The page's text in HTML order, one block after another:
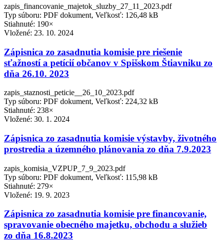
zapis_financovanie_majetok_sluzby_27_11_2023.pdf
Typ súboru: PDF dokument, Veľkosť: 126,48 kB
Stiahnuté: 190×
Vložené: 23. 10. 2024
Zápisnica zo zasadnutia komisie pre riešenie
sťažností a petícií občanov v Spišskom Štiavniku zo
dňa 26.10. 2023
zapis_staznosti_peticie__26_10_2023.pdf
Typ súboru: PDF dokument, Veľkosť: 224,32 kB
Stiahnuté: 238×
Vložené: 30. 1. 2024
Zápisnica zo zasadnutia komisie výstavby, životného
prostredia a územného plánovania zo dňa 7.9.2023
zapis_komisia_VZPUP_7_9_2023.pdf
Typ súboru: PDF dokument, Veľkosť: 115,98 kB
Stiahnuté: 279×
Vložené: 19. 9. 2023
Zápisnica zo zasadnutia komisie pre financovanie,
spravovanie obecného majetku, obchodu a služieb
zo dňa 16.8.2023